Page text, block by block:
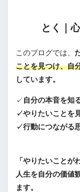
とく｜
このブログでは、
ことを見つけ、自
しています。
✓ 自分の本音を知
✓やりたいことを
✓行動につながる
「やりたいことが
人生を自分の価値
ます。